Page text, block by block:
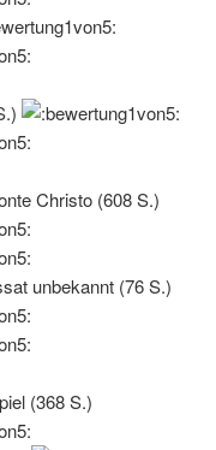
Christo (608 S.)
unbekannt (76 S.)
(368 S.)